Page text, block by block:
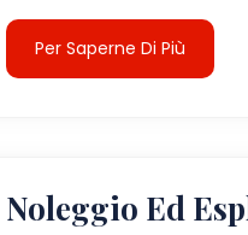
Per Saperne Di Più
Noleggio Ed